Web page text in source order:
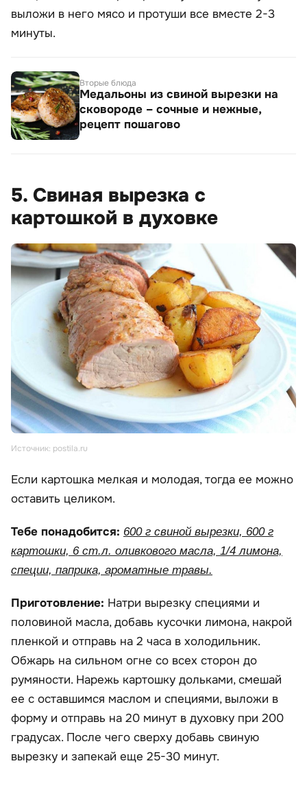
выложи в него мясо и протуши все вместе 2-3
минуты.
Вторые блюда
Медальоны из свиной вырезки на
сковороде – сочные и нежные,
рецепт пошагово
5. Свиная вырезка с
картошкой в духовке
Источник: postila.ru
Если картошка мелкая и молодая, тогда ее можно
оставить целиком.
Тебе понадобится: 600 г свиной вырезки, 600 г
картошки, 6 ст.л. оливкового масла, 1/4 лимона,
специи, паприка, ароматные травы.
Приготовление: Натри вырезку специями и
половиной масла, добавь кусочки лимона, накрой
пленкой и отправь на 2 часа в холодильник.
Обжарь на сильном огне со всех сторон до
румяности. Нарежь картошку дольками, смешай
ее с оставшимся маслом и специями, выложи в
форму и отправь на 20 минут в духовку при 200
градусах. После чего сверху добавь свиную
вырезку и запекай еще 25-30 минут.